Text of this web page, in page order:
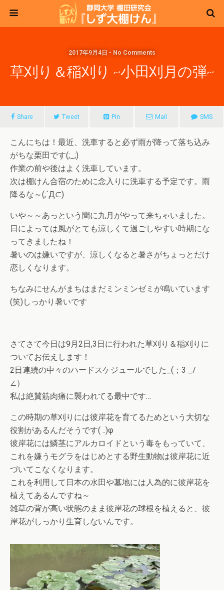
2017年9月4日 • No Comments
草刈り＆稲刈り ~小田刈月の弾~
Share Tweet Pin Mail SMS
こんにちは！最近、洗車すると必ず雨が降って落ち込み
がちな栗田です(;_;)
作業の前や後はよく洗車しています。
次は棚けん合宿のために念入りに洗車する予定です。雨
降るな～(;´Д⊂)
いや～～あっという間に九月がやって来ちゃいました。
日によっては風がとても涼しくて過ごしやすい時期にな
ってきましたね！
暑いのは嫌いですが、涼しくなると暑さがちょっとだけ
恋しくなります。
ちなみにせんがまちはまだミンミンゼミが鳴いています
(笑)しっかり暑いです
さてさて今日は9月2日,3日に行われた草刈り＆稲刈りに
ついてお伝えします！
2日連続の中々のハードスケジュールでした_(；3 _/
∠）ゞ
私は絶賛筋肉痛に襲われてる最中です…
この時期の草刈りには彼岸花を育てるためという大切な
役割があるんだそうです( ..)φ
彼岸花には鱗茎にアルカロイドという毒をもっていて、
これを嫌うモグラをはじめとする野生動物は彼岸花に近
づいてこなくなります。
これを利用して日本の水田や墓地には人為的に彼岸花を
植えてあるんですね～
雑草の背が高い状態のまま彼岸花の球根を植えると、彼
岸花がしっかり生育しないんです。